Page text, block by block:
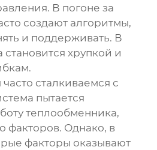
В погоне за
создают алгоритмы,
и поддерживать. В
становится хрупкой и
сталкиваемся с
пытается
теплообменника,
факторов. Однако, в
факторы оказывают